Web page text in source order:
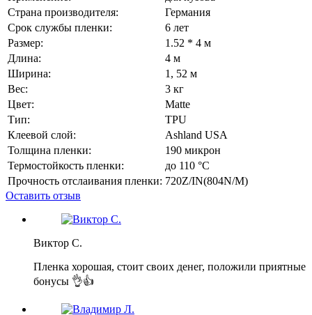
Страна производителя:
Германия
Срок службы пленки:
6 лет
Размер:
1.52 * 4 м
Длина:
4 м
Ширина:
1, 52 м
Вес:
3 кг
Цвет:
Matte
Тип:
TPU
Клеевой слой:
Ashland USA
Толщина пленки:
190 микрон
Термостойкость пленки:
до 110 °C
Прочность отслаивания пленки: 720Z/IN(804N/M)
Оставить отзыв
Виктор С.
Пленка хорошая, стоит своих денег, положили приятные
бонусы 👌👍